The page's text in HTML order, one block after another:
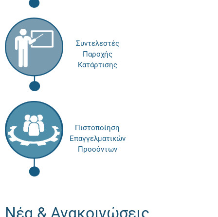
Συντελεστές
Παροχής
Κατάρτισης
Πιστοποίηση
Επαγγελματικών
Προσόντων
Νέα & Ανακοινώσεις